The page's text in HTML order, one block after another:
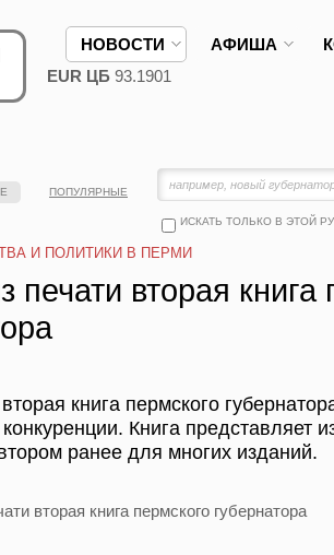
НОВОСТИ АФИША
EUR ЦБ 93.1901
ИСКАТЬ ТОЛЬКО В ЭТОЙ
ПОПУЛЯРНЫЕ
И ПОЛИТИКИ В ПЕРМИ
вторая книга
книга пермского
Книга представляет
ранее для многих изданий.